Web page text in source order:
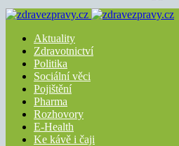
Aktuality
Zdravotnictví
Politika
Sociální věci
Pojištění
Pharma
Rozhovory
E-Health
Ke kávě i čaji